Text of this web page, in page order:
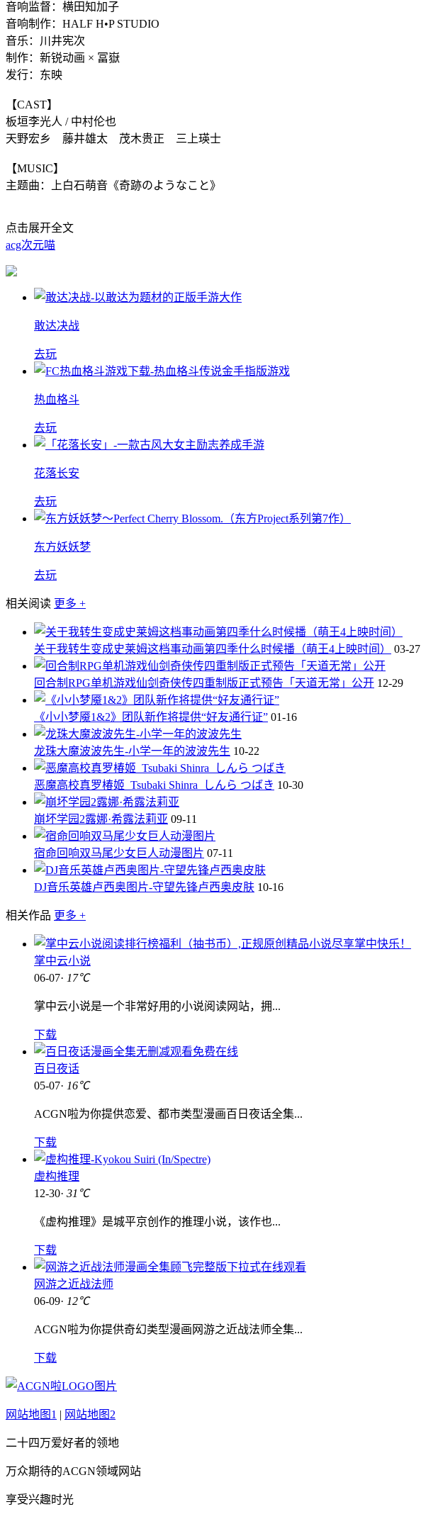
音响监督：横田知加子
音响制作：HALF H•P STUDIO
音乐：川井宪次
制作：新锐动画 × 冨嶽
发行：东映
【CAST】
板垣李光人 / 中村伦也
天野宏乡 藤井雄太 茂木贵正 三上瑛士
【MUSIC】
主题曲：上白石萌音《奇跡のようなこと》
点击展开全文
acg次元喵
敢达决战
去玩
热血格斗
去玩
花落长安
去玩
东方妖妖梦
去玩
相关阅读 更多 +
关于我转生变成史莱姆这档事动画第四季什么时候播（萌王4上映时间） 03-27
回合制RPG单机游戏仙剑奇侠传四重制版正式预告「天道无常」公开 12-29
《小小梦魇1&2》团队新作将提供“好友通行证” 01-16
龙珠大魔波波先生-小学一年的波波先生 10-22
恶魔高校真罗椿姬_Tsubaki Shinra_しんら つばき 10-30
崩坏学园2露娜·希露法莉亚 09-11
宿命回响双马尾少女巨人动漫图片 07-11
DJ音乐英雄卢西奥图片-守望先锋卢西奥皮肤 10-16
相关作品 更多 +
掌中云小说
06-07· 17℃
掌中云小说是一个非常好用的小说阅读网站，拥...
下载
百日夜话
05-07· 16℃
ACGN啦为你提供恋爱、都市类型漫画百日夜话全集...
下载
虚构推理
12-30· 31℃
《虚构推理》是城平京创作的推理小说，该作也...
下载
网游之近战法师
06-09· 12℃
ACGN啦为你提供奇幻类型漫画网游之近战法师全集...
下载
网站地图1 | 网站地图2
二十四万爱好者的领地
万众期待的ACGN领域网站
享受兴趣时光